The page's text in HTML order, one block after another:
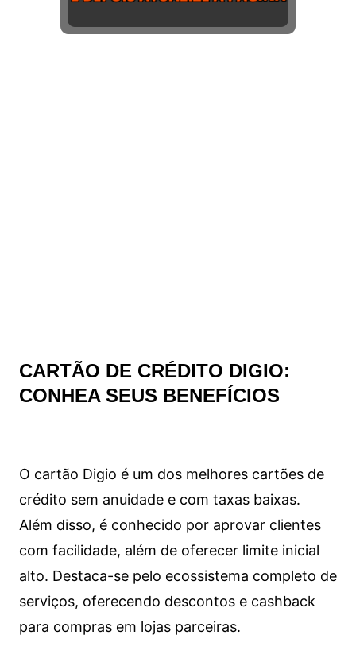
CARTÃO DE CRÉDITO DIGIO:
CONHEA SEUS BENEFÍCIOS
O cartão Digio é um dos melhores cartões de
crédito sem anuidade e com taxas baixas.
Além disso, é conhecido por aprovar clientes
com facilidade, além de oferecer limite inicial
alto. Destaca-se pelo ecossistema completo de
serviços, oferecendo descontos e cashback
para compras em lojas parceiras.